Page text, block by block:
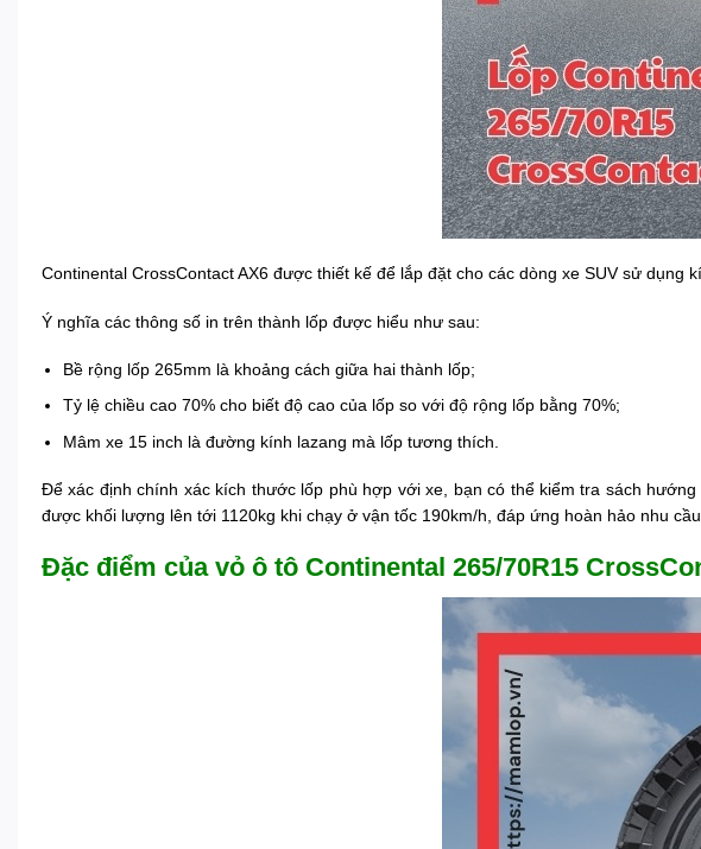
Continental CrossContact AX6 được thiết kế để lắp đặt cho các dòng xe SUV sử
Ý nghĩa các thông số in trên thành lốp được hiểu như sau:
Bề rộng lốp 265mm là khoảng cách giữa hai thành lốp;
Tỷ lệ chiều cao 70% cho biết độ cao của lốp so với độ rộng lốp bằng 70%;
Mâm xe 15 inch là đường kính lazang mà lốp tương thích.
Để xác định chính xác kích thước lốp phù hợp với xe, bạn có thể kiểm tra sách
được khối lượng lên tới 1120kg khi chạy ở vận tốc 190km/h, đáp ứng hoàn hảo nhu
Đặc điểm của vỏ ô tô Continental 265/70R15